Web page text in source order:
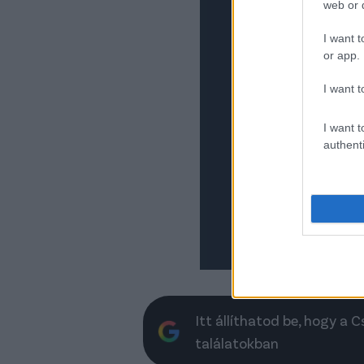
web or
I want
or app.
I want
I want
Az
Itt állíthatod be, hogy a
találatokban